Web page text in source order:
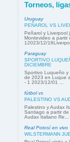
Torneos,
Uruguay
PEÑAROL VS
Peñarol y
Montevideo a partir
12023/12/
Paraguay
SPORTIVO
DICIEMBRE
Sportivo Luqueño y
de 2023 en Luque
- 1 2023/12/01 ...
fútbol vs
PALESTINO VS
Palestino y Audax
Santiago a partir
Audax Italiano Re...
Real Potosí en vivo
WILSTERMANN